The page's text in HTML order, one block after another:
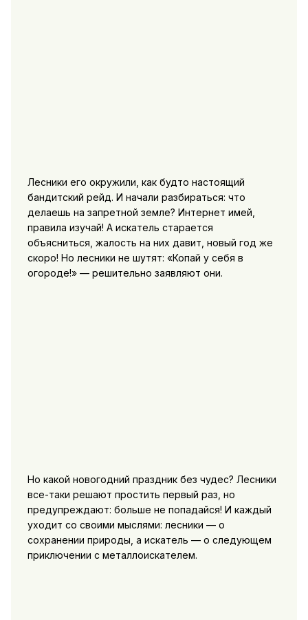
Лесники его окружили, как будто настоящий
бандитский рейд. И начали разбираться: что
делаешь на запретной земле? Интернет имей,
правила изучай! А искатель старается
объясниться, жалость на них давит, новый год же
скоро! Но лесники не шутят: «Копай у себя в
огороде!» — решительно заявляют они.
Но какой новогодний праздник без чудес? Лесники
все-таки решают простить первый раз, но
предупреждают: больше не попадайся! И каждый
уходит со своими мыслями: лесники — о
сохранении природы, а искатель — о следующем
приключении с металлоискателем.